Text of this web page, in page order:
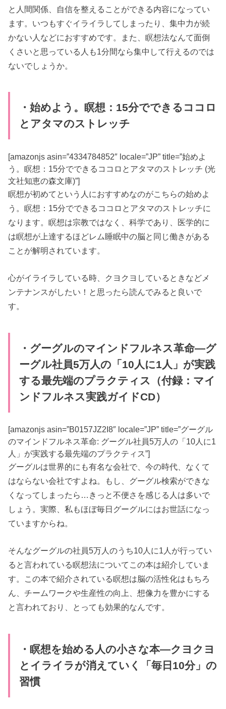
と人間関係、自信を整えることができる内容になってい
ます。いつもすぐイライラしてしまったり、集中力が続
かない人などにおすすめです。また、瞑想法なんて面倒
くさいと思っている人も1分間なら集中して行えるのでは
ないでしょうか。
・始めよう。瞑想：15分でできるココロ
とアタマのストレッチ
[amazonjs asin=”4334784852″ locale=”JP” title=”始めよ
う。瞑想：15分でできるココロとアタマのストレッチ (光
文社知恵の森文庫)”]
瞑想が初めてという人におすすめなのがこちらの始めよ
う。瞑想：15分でできるココロとアタマのストレッチに
なります。瞑想は宗教ではなく、科学であり、医学的に
は瞑想が上達するほどレム睡眠中の脳と同じ働きがある
ことが解明されています。
心がイライラしている時、クヨクヨしているときなどメ
ンテナンスがしたい！と思ったら読んでみると良いで
す。
・グーグルのマインドフルネス革命―グ
ーグル社員5万人の「10人に1人」が実践
する最先端のプラクティス（付録：マイ
ンドフルネス実践ガイドCD）
[amazonjs asin=”B0157JZ2I8″ locale=”JP” title=”グーグル
のマインドフルネス革命: グーグル社員5万人の「10人に1
人」が実践する最先端のプラクティス”]
グーグルは世界的にも有名な会社で、今の時代、なくて
はならない会社ですよね。もし、グーグル検索ができな
くなってしまったら…きっと不便さを感じる人は多いで
しょう。実際、私もほぼ毎日グーグルにはお世話になっ
ていますからね。
そんなグーグルの社員5万人のうち10人に1人が行ってい
ると言われている瞑想法についてこの本は紹介していま
す。この本で紹介されている瞑想は脳の活性化はもちろ
ん、チームワークや生産性の向上、想像力を豊かにする
と言われており、とっても効果的なんです。
・瞑想を始める人の小さな本―クヨクヨ
とイライラが消えていく「毎日10分」の
習慣